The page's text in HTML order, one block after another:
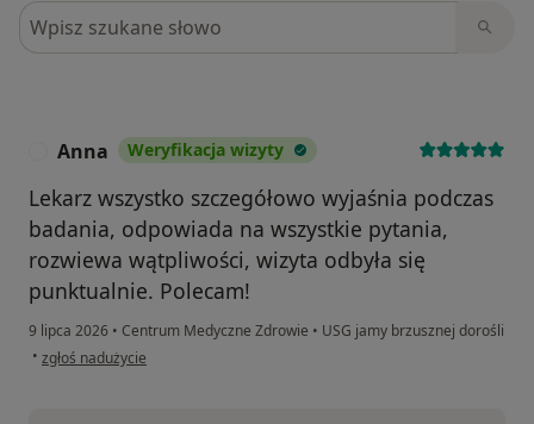
Szukaj w opiniach
Anna Weryfikacja wizyty
Lekarz wszystko szczegółowo wyjaśnia podczas
badania, odpowiada na wszystkie pytania,
rozwiewa wątpliwości, wizyta odbyła się
punktualnie. Polecam!
9 lipca 2026 • Centrum Medyczne Zdrowie • USG jamy brzusznej dorośli
• w opinii użytkownika Anna
zgłoś nadużycie